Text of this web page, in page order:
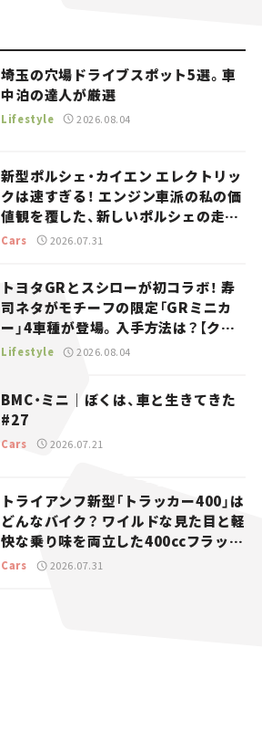
埼玉の穴場ドライブスポット5選。車
中泊の達人が厳選
Lifestyle 2026.08.04
新型ポルシェ・カイエン エレクトリッ
クは速すぎる！ エンジン車派の私の価
値観を覆した、新しいポルシェの走
り。
Cars 2026.07.31
トヨタGRとスシローが初コラボ！ 寿
司ネタがモチーフの限定「GRミニカ
ー」4車種が登場。入手方法は？【クル
マとホビー】
Lifestyle 2026.08.04
BMC・ミニ｜ぼくは、車と生きてきた
#27
Cars 2026.07.21
トライアンフ新型「トラッカー400」は
どんなバイク？ ワイルドな見た目と軽
快な乗り味を両立した400ccフラット
トラッカー【試乗レビュー】
Cars 2026.07.31